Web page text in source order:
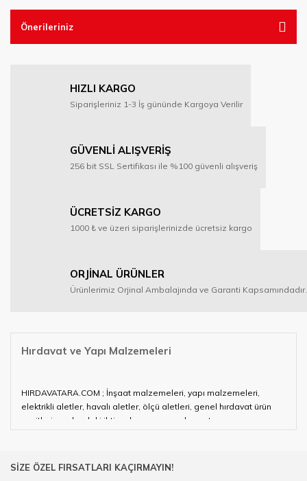
Önerileriniz
HIZLI KARGO
Siparişleriniz 1-3 İş gününde Kargoya Verilir
GÜVENLİ ALIŞVERİŞ
256 bit SSL Sertifikası ile %100 güvenli alışveriş
ÜCRETSİZ KARGO
1000 ₺ ve üzeri siparişlerinizde ücretsiz kargo
ORJİNAL ÜRÜNLER
Ürünlerimiz Orjinal Ambalajında ve Garanti Kapsamındadır.
Hırdavat ve Yapı Malzemeleri
HIRDAVATARA.COM ; İnşaat malzemeleri, yapı malzemeleri,
elektrikli aletler, havalı aletler, ölçü aletleri, genel hırdavat ürün
çeşitleri ve alandaki ihtiyaçlarınızın neredeyse tamamını
çalışan HIRDAVATARA.COM geniş ürün yelpazesi ile siz değerli
SİZE ÖZEL FIRSATLARI KAÇIRMAYIN!